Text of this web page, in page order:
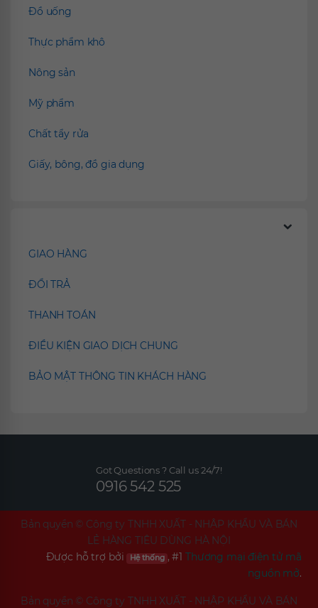
Đồ uống
Thực phẩm khô
Nông sản
Mỹ phẩm
Chất tẩy rửa
Giấy, bông, đồ gia dụng
GIAO HÀNG
ĐỔI TRẢ
THANH TOÁN
ĐIỀU KIỆN GIAO DỊCH CHUNG
BẢO MẬT THÔNG TIN KHÁCH HÀNG
Got Questions ? Call us 24/7!
0916 542 525
Bản quyền © Công ty TNHH XUẤT - NHẬP KHẨU VÀ BÁN
LẺ HÀNG TIÊU DÙNG HÀ NỘI
Được hỗ trợ bởi
Hệ thống , #1 Thương mại điện tử mã
nguồn mở.
Bản quyền © Công ty TNHH XUẤT - NHẬP KHẨU VÀ BÁN